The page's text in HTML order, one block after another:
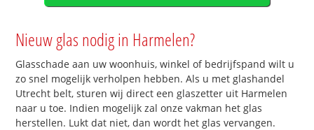
Nieuw glas nodig in Harmelen?
Glasschade aan uw woonhuis, winkel of bedrijfspand wilt u
zo snel mogelijk verholpen hebben. Als u met glashandel
Utrecht belt, sturen wij direct een glaszetter uit Harmelen
naar u toe. Indien mogelijk zal onze vakman het glas
herstellen. Lukt dat niet, dan wordt het glas vervangen.